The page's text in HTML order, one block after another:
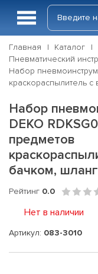
Главная Каталог
Пневматический
Набор
краскораспылитель
Набор
DEKO
предметов
бачком,
Рейтинг 0.0
Нет в наличии
Артикул: 083-3010